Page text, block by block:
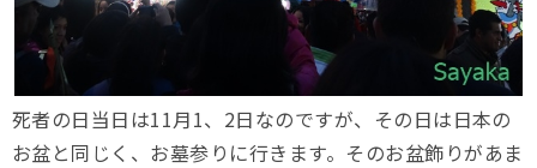
死者の日当日は11月1、2日なのですが、その日は日本の
お盆と同じく、お墓参りに行きます。そのお盆飾りがあま